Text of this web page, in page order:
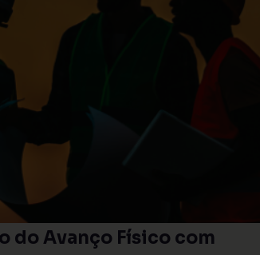
do Avanço Físico com